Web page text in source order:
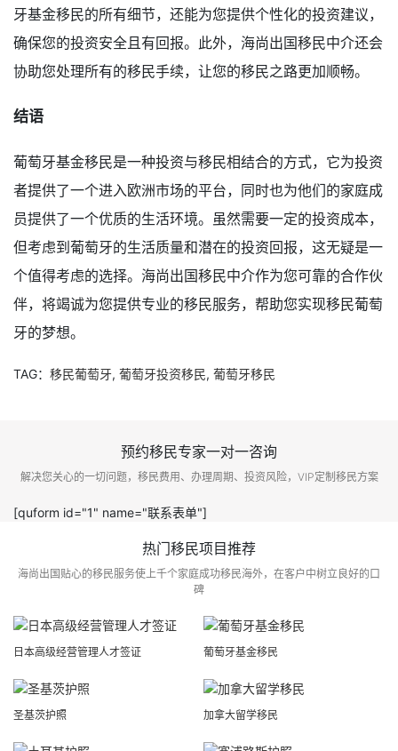
牙基金移民的所有细节，还能为您提供个性化的投资建议，
确保您的投资安全且有回报。此外，海尚出国移民中介还会
协助您处理所有的移民手续，让您的移民之路更加顺畅。
结语
葡萄牙基金移民是一种投资与移民相结合的方式，它为投资
者提供了一个进入欧洲市场的平台，同时也为他们的家庭成
员提供了一个优质的生活环境。虽然需要一定的投资成本，
但考虑到葡萄牙的生活质量和潜在的投资回报，这无疑是一
个值得考虑的选择。海尚出国移民中介作为您可靠的合作伙
伴，将竭诚为您提供专业的移民服务，帮助您实现移民葡萄
牙的梦想。
TAG： 移民葡萄牙, 葡萄牙投资移民, 葡萄牙移民
预约移民专家一对一咨询
解决您关心的一切问题，移民费用、办理周期、投资风险，VIP定制移民方案
[quform id="1" name="联系表单"]
热门移民项目推荐
海尚出国贴心的移民服务使上千个家庭成功移民海外，在客户中树立良好的口
碑
日本高级经营管理人才签证 葡萄牙基金移民
圣基茨护照 加拿大留学移民